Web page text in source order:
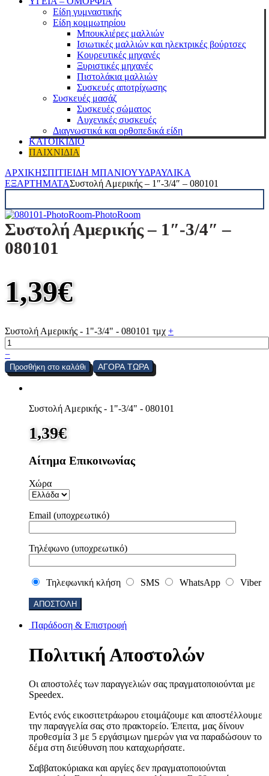
Είδη γυμναστικής
Είδη κομμωτηρίου
Μπουκλιέρες μαλλιών
Ισιωτικές μαλλιών και ηλεκτρικές βούρτσες
Κουρευτικές μηχανές
Ξυριστικές μηχανές
Πιστολάκια μαλλιών
Συσκευές αποτρίχωσης
Συσκευές μασάζ
Συσκευές σώματος
Αυχενικές συσκευές
Διαγνωστικά και ορθοπεδικά είδη
ΚΑΤΟΙΚΙΔΙΟ
ΠΑΙΧΝΙΔΙΑ
ΑΡΧΙΚΗΣΠΙΤΙΕΊΔΗ ΜΠΆΝΙΟΥΥΔΡΑΥΛΙΚΆ
ΕΞΑΡΤΉΜΑΤΑΣυστολή Αμερικής – 1″-3/4″ – 080101
Συστολή Αμερικής – 1″-3/4″ –
080101
1,39€
Συστολή Αμερικής - 1"-3/4" - 080101 τμχ +
−
Προσθήκη στο καλάθι ΑΓΟΡΑ ΤΩΡΑ
Συστολή Αμερικής - 1"-3/4" - 080101
1,39€
Αίτημα Επικοινωνίας
Χώρα
Email (υποχρεωτικό)
Τηλέφωνο (υποχρεωτικό)
Τηλεφωνική κλήση SMS WhatsApp Viber
Παράδοση & Επιστροφή
Πολιτική Αποστολών
Οι αποστολές των παραγγελιών σας πραγματοποιούνται με
Speedex.
Εντός ενός εικοσιτετράωρου ετοιμάζουμε και αποστέλλουμε
την παραγγελία σας στο πρακτορείο. Έπειτα, μας δίνουν
προθεσμία 3 με 5 εργάσιμων ημερών για να παραδώσουν το
δέμα στη διεύθυνση που καταχωρήσατε.
Σαββατοκύριακα και αργίες δεν πραγματοποιούνται